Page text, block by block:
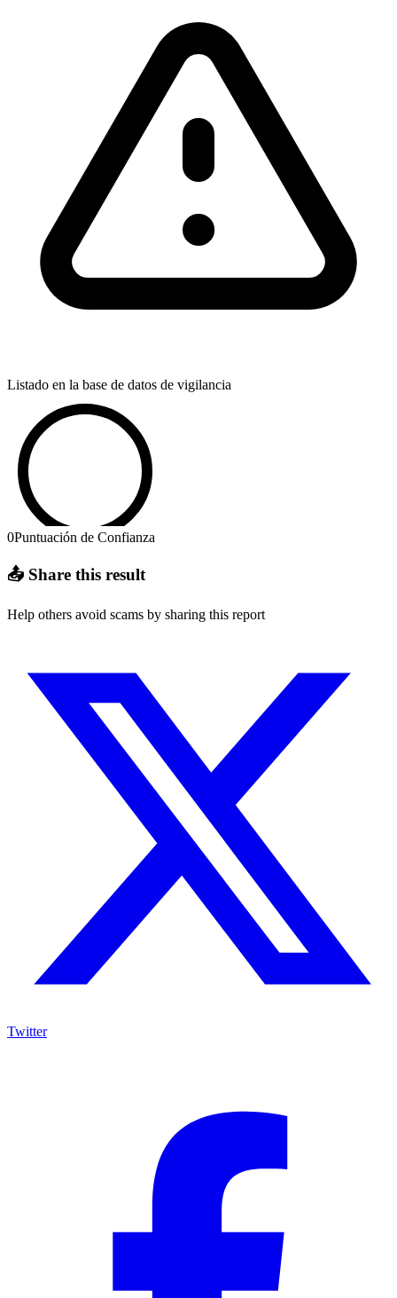
Listado en la base de datos de vigilancia
0Puntuación de Confianza
📤 Share this result
Help others avoid scams by sharing this report
Twitter